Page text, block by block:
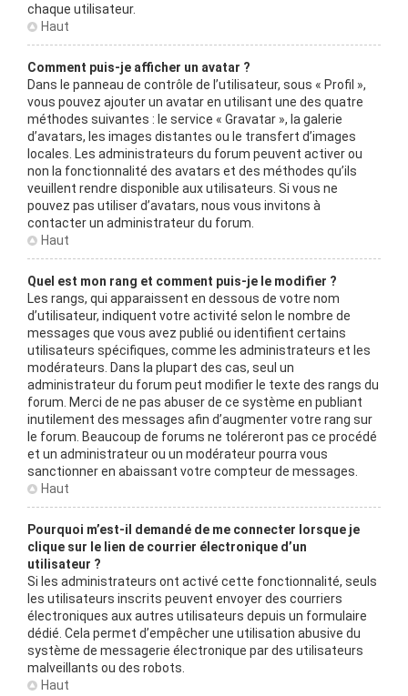
chaque utilisateur.
Haut
Comment puis-je afficher un avatar ?
Dans le panneau de contrôle de l’utilisateur, sous « Profil »,
vous pouvez ajouter un avatar en utilisant une des quatre
méthodes suivantes : le service « Gravatar », la galerie
d’avatars, les images distantes ou le transfert d’images
locales. Les administrateurs du forum peuvent activer ou
non la fonctionnalité des avatars et des méthodes qu’ils
veuillent rendre disponible aux utilisateurs. Si vous ne
pouvez pas utiliser d’avatars, nous vous invitons à
contacter un administrateur du forum.
Haut
Quel est mon rang et comment puis-je le modifier ?
Les rangs, qui apparaissent en dessous de votre nom
d’utilisateur, indiquent votre activité selon le nombre de
messages que vous avez publié ou identifient certains
utilisateurs spécifiques, comme les administrateurs et les
modérateurs. Dans la plupart des cas, seul un
administrateur du forum peut modifier le texte des rangs du
forum. Merci de ne pas abuser de ce système en publiant
inutilement des messages afin d’augmenter votre rang sur
le forum. Beaucoup de forums ne toléreront pas ce procédé
et un administrateur ou un modérateur pourra vous
sanctionner en abaissant votre compteur de messages.
Haut
Pourquoi m’est-il demandé de me connecter lorsque je
clique sur le lien de courrier électronique d’un
utilisateur ?
Si les administrateurs ont activé cette fonctionnalité, seuls
les utilisateurs inscrits peuvent envoyer des courriers
électroniques aux autres utilisateurs depuis un formulaire
dédié. Cela permet d’empêcher une utilisation abusive du
système de messagerie électronique par des utilisateurs
malveillants ou des robots.
Haut